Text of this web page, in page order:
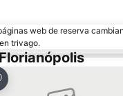
web de reserva
trivago.
a favoritos